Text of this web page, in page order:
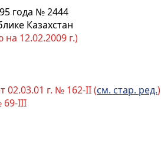
года № 2444
Казахстан
12.02.2009 г.)
02.03.01 г. № 162-II (см. стар. ред.)
69-III